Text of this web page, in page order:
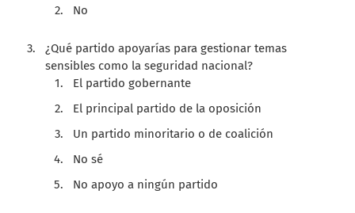
No
¿Qué partido apoyarías para gestionar temas
sensibles como la seguridad nacional?
El partido gobernante
El principal partido de la oposición
Un partido minoritario o de coalición
No sé
No apoyo a ningún partido